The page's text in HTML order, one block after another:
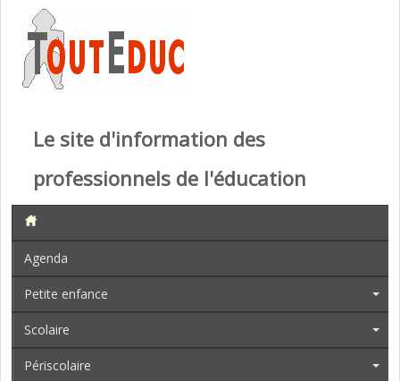
Le site d'information des
professionnels de l'éducation
Agenda
Petite enfance
Scolaire
Périscolaire